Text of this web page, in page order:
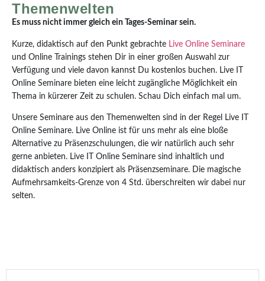
Themenwelten
Es muss nicht immer gleich ein Tages-Seminar sein.
Kurze, didaktisch auf den Punkt gebrachte Live Online Seminare
und Online Trainings stehen Dir in einer großen Auswahl zur
Verfügung und viele davon kannst Du kostenlos buchen. Live IT
Online Seminare bieten eine leicht zugängliche Möglichkeit ein
Thema in kürzerer Zeit zu schulen. Schau Dich einfach mal um.
Unsere Seminare aus den Themenwelten sind in der Regel Live IT
Online Seminare. Live Online ist für uns mehr als eine bloße
Alternative zu Präsenzschulungen, die wir natürlich auch sehr
gerne anbieten. Live IT Online Seminare sind inhaltlich und
didaktisch anders konzipiert als Präsenzseminare. Die magische
Aufmehrsamkeits-Grenze von 4 Std. überschreiten wir dabei nur
selten.